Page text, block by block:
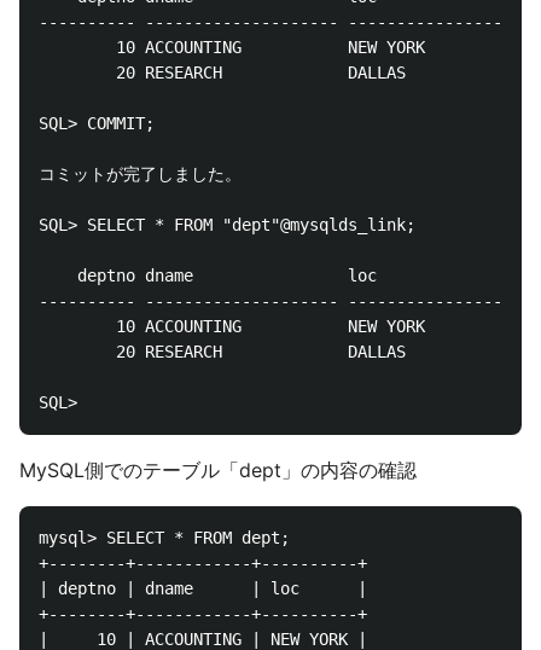
---------- -------------------- --------------------
SQL> COMMIT;
コミットが完了しました。
SQL> SELECT * FROM "dept"@mysqlds_link;
    deptno dname        	 	loc
---------- -------------------- --------------------
MySQL側でのテーブル「dept」の内容の確認
mysql> SELECT * FROM dept;
+--------+------------+----------+
| deptno | dname      | loc      |
+--------+------------+----------+
|     10 | ACCOUNTING | NEW YORK |